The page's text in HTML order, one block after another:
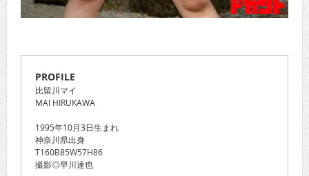
PROFILE
比留川マイ
MAI HIRUKAWA
1995年10月3日生まれ
神奈川県出身
T160B85W57H86
撮影◎早川達也